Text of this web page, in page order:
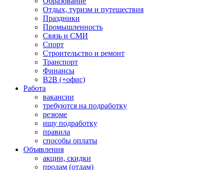
Отдых, туризм и путешествия
Праздники
Промышленность
Связь и СМИ
Спорт
Строительство и ремонт
Транспорт
Финансы
B2B (+офис)
Работа
вакансии
требуются на подработку
резюме
ищу подработку
правила
способы оплаты
Объявления
акции, скидки
продам (отдам)